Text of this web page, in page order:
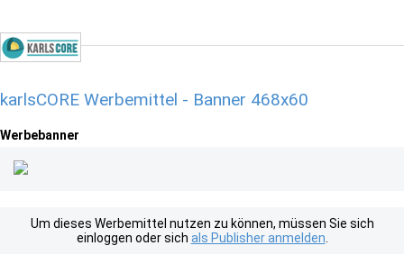
karlsCORE Werbemittel - Banner 468x60
Werbebanner
Um dieses Werbemittel nutzen zu können, müssen Sie sich
einloggen oder sich als Publisher anmelden